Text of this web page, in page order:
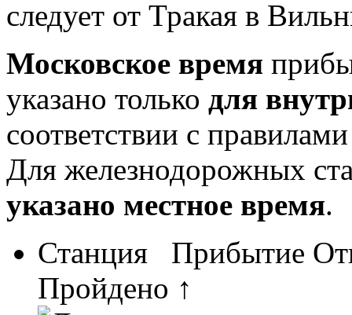
следует от Тракая в
Московское время
указано только для
соответствии с
Для железнодорожных
указано местное время.
Станция
Прибытие
Пройдено ↑